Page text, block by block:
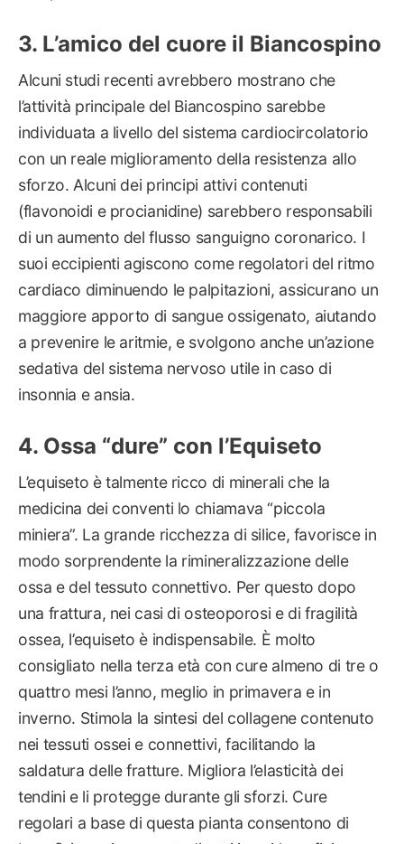
L’amico del cuore il Biancospino
Alcuni studi recenti avrebbero mostrano che
l’attività principale del Biancospino sarebbe
individuata a livello del sistema cardiocircolatorio
con un reale miglioramento della resistenza allo
sforzo. Alcuni dei principi attivi contenuti
(flavonoidi e procianidine) sarebbero responsabili
di un aumento del flusso sanguigno coronarico. I
suoi eccipienti agiscono come regolatori del ritmo
cardiaco diminuendo le palpitazioni, assicurano un
maggiore apporto di sangue ossigenato, aiutando
a prevenire le aritmie, e svolgono anche un’azione
sedativa del sistema nervoso utile in caso di
insonnia e ansia.
Ossa “dure” con l’Equiseto
L’equiseto è talmente ricco di minerali che la
medicina dei conventi lo chiamava “piccola
miniera”. La grande ricchezza di silice, favorisce in
modo sorprendente la rimineralizzazione delle
ossa e del tessuto connettivo. Per questo dopo
una frattura, nei casi di osteoporosi e di fragilità
ossea, l’equiseto è indispensabile. È molto
consigliato nella terza età con cure almeno di tre o
quattro mesi l’anno, meglio in primavera e in
inverno. Stimola la sintesi del collagene contenuto
nei tessuti ossei e connettivi, facilitando la
saldatura delle fratture. Migliora l’elasticità dei
tendini e li protegge durante gli sforzi. Cure
regolari a base di questa pianta consentono di